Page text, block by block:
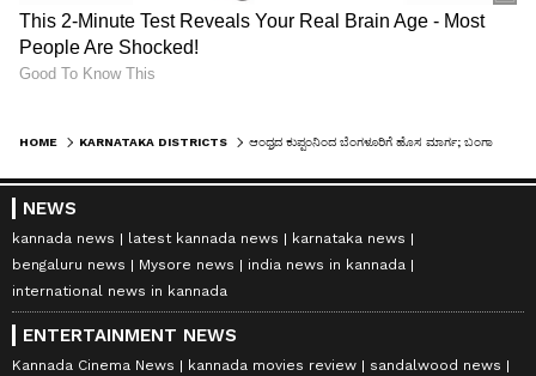
HOME KARNATAKA DISTRICTS
NEWS
kannada news latest kannada news
karnataka news
bengaluru news
Mysore news
india news in kannada
international news in kannada
ENTERTAINMENT NEWS
Kannada Cinema News kannada movies review
sandalwood news